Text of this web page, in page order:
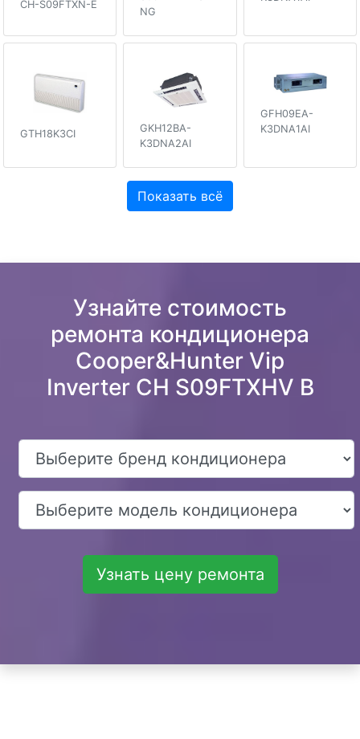
CH-S09FTXN-E
NG
GTH18K3CI
GKH12BA-
K3DNA2AI
GFH09EA-
K3DNA1AI
Показать всё
Узнайте стоимость
ремонта кондиционера
Cooper&Hunter Vip
Inverter CH S09FTXHV B
Узнать цену ремонта